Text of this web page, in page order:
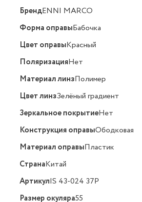
БрендENNI MARCO
Форма оправыБабочка
Цвет оправыКрасный
ПоляризацияНет
Материал линзПолимер
Цвет линзЗелёный градиент
Зеркальное покрытиеНет
Конструкция оправыОбодковая
Материал оправыПластик
СтранаКитай
АртикулIS 43-024 37P
Размер окуляра55